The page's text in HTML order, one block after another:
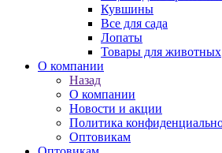
Кувшины
Все для сада
Лопаты
Товары для животных
О компании
Назад
О компании
Новости и акции
Политика
Оптовикам